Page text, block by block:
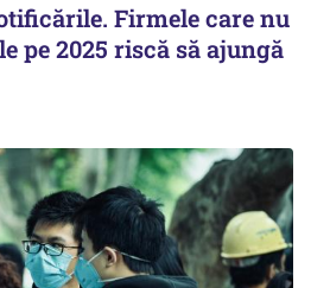
Firmele care nu
pe 2025 riscă să ajungă